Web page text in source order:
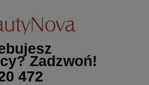
Zadzwoń!
472